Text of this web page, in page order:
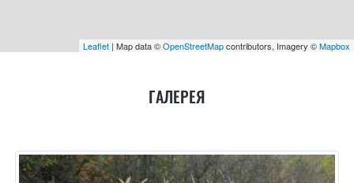
Leaflet | Map data ©OpenStreetMapcontributors, Imagery ©Mapbox
ГАЛЕРЕЯ